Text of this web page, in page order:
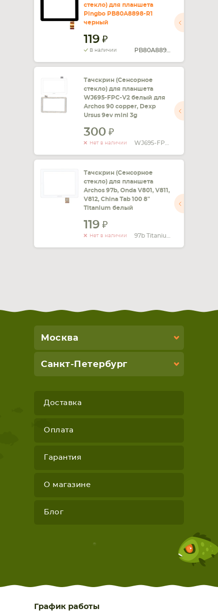
СМАРТФОНА КОМПЛЕКТУЮЩИЕ
стекло) для планшета
Pingbo PB80A8898-R1
черный
119
В наличии
Тачскрин (Сенсорное
стекло) для планшета
WJ695-FPC-V2 белый для
Archos 90 copper, Dexp
Ursus 9ev mini 3g
300
Нет в наличии
Тачскрин (Сенсорное
стекло) для планшета
Archos 97b, Onda V801, V811,
V812, China Tab 100 8"
Titanium белый
119
Нет в наличии
Москва
Санкт-Петербург
Доставка
Оплата
Гарантия
О магазине
Блог
График работы